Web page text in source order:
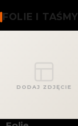
FOLIE I TAŚMY
DODAJ ZDJĘCIE